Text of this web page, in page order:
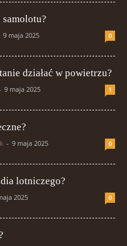
9 maja 2025 0
działać w powietrzu?
9 maja 2025 1
- 9 maja 2025 0
lotniczego?
2025 0